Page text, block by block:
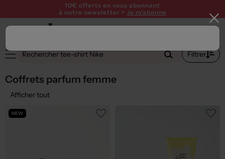
10€ offerts en vous abonnant
à notre newsletter > Je m'abonne
Filtrer
Coffrets parfum femme
Afficher tout
NEW